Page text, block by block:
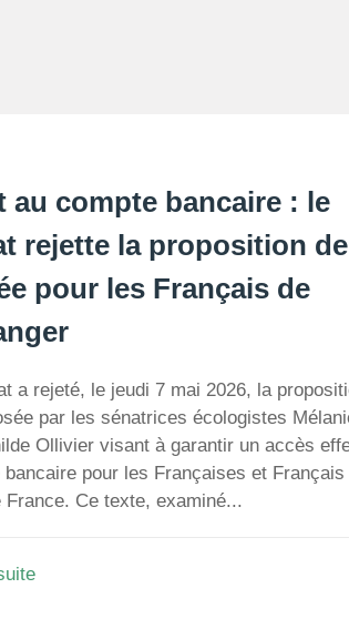
au compte bancaire : le
rejette la proposition
pour les Français de
a rejeté, le jeudi 7 mai 2026, la
par les sénatrices écologistes
Ollivier visant à garantir un accès
bancaire pour les Françaises et Français
France. Ce texte, examiné...